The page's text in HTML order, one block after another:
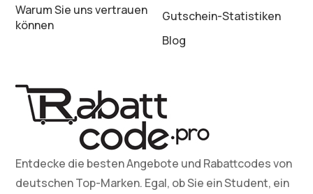
Warum Sie uns vertrauen
können
Gutschein-Statistiken
Blog
Entdecke die besten Angebote und Rabattcodes von
deutschen Top-Marken. Egal, ob Sie ein Student, ein